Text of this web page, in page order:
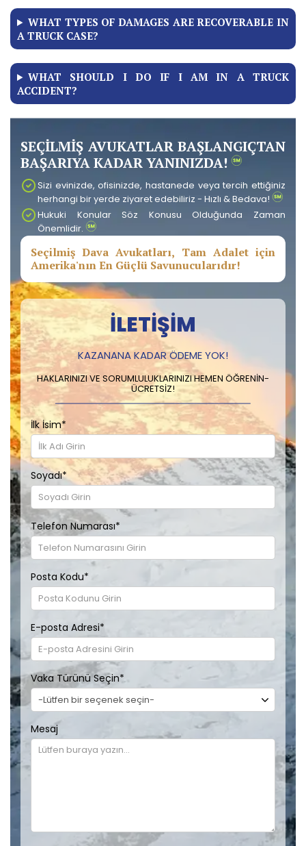
WHAT TYPES OF DAMAGES ARE RECOVERABLE IN
A TRUCK CASE?
WHAT SHOULD I DO IF I AM IN A TRUCK
ACCIDENT?
SEÇİLMİŞ AVUKATLAR BAŞLANGIÇTAN
BAŞARIYA KADAR YANINIZDA!
Sizi evinizde, ofisinizde, hastanede veya tercih ettiğiniz
herhangi bir yerde ziyaret edebiliriz - Hızlı & Bedava!
Hukuki Konular Söz Konusu Olduğunda Zaman
Önemlidir.
Seçilmiş Dava Avukatları, Tam Adalet için
Amerika'nın En Güçlü Savunucularıdır!
İLETIŞIM
KAZANANA KADAR ÖDEME YOK!
HAKLARINIZI VE SORUMLULUKLARINIZI HEMEN ÖĞRENIN-
ÜCRETSIZ!
İlk İsim*
Soyadı*
Telefon Numarası*
Posta Kodu*
E-posta Adresi*
Vaka Türünü Seçin*
Mesaj